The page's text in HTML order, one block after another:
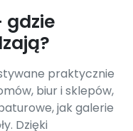
gdzie
praktycznie
biur i sklepów,
jak galerie
Dzięki